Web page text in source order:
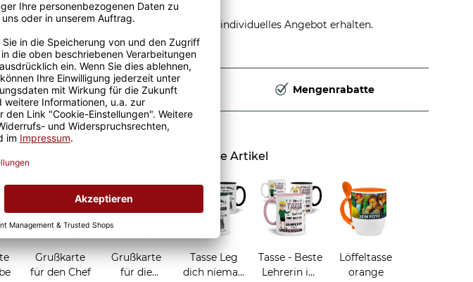
Größere Stückzahl? Anfrage stellen und individuelles Angebot erhalten.
Produktion in Deutschland Mengenrabatte
zum Verschenken
Grußkarte
für den Chef
Grußkarte
für die
Ähnliche Artikel
Tasse Leg
dich niemals
Tasse - Beste
Lehrerin im
Löffeltasse
orange